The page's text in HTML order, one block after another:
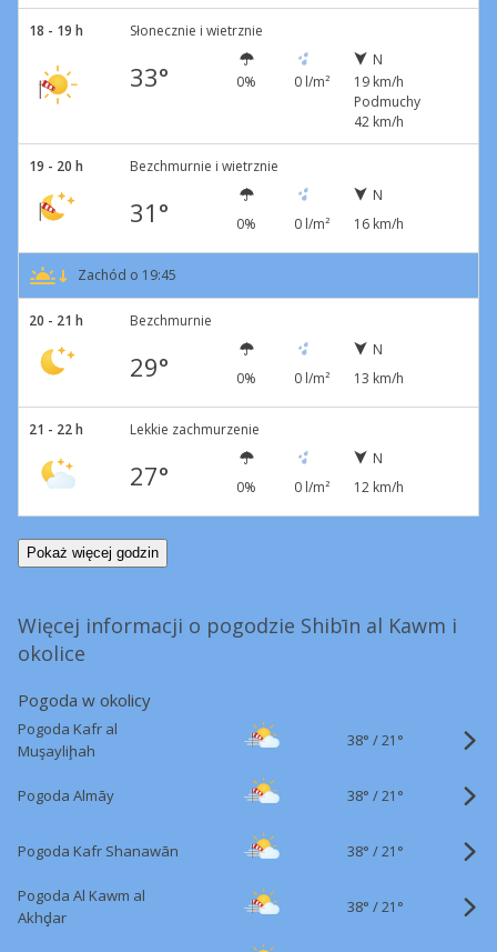
18 - 19 h Słonecznie i wietrznie
33° 0% 0 l/m²
N
19 km/h
Podmuchy
42 km/h
19 - 20 h Bezchmurnie i wietrznie
31° 0% 0 l/m²
N
16 km/h
Zachód o 19:45
20 - 21 h Bezchmurnie
29° 0% 0 l/m²
N
13 km/h
21 - 22 h Lekkie zachmurzenie
27° 0% 0 l/m²
N
12 km/h
Pokaż więcej godzin
Więcej informacji o pogodzie Shibīn al Kawm i
okolice
Pogoda w okolicy
Pogoda Kafr al
Muşayliḩah
38° /21°
Pogoda Almāy 38° /21°
Pogoda Kafr Shanawān 38° /21°
Pogoda Al Kawm al
Akhḑar
38° /21°